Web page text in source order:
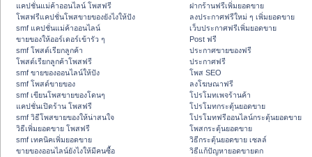
แคปชั่นแม่ค้าออนไลน์ โพสฟรี
โพสฟรีแคปชั่นโพสขายของยังไงให้ปัง
smf แคปชั่นแม่ค้าออนไลน์
ขายของให้ออร์เดอร์เข้ารัว ๆ
smf โพสต์เรียกลูกค้า
โพสต์เรียกลูกค้าโพสฟรี
smf ขายของออนไลน์ให้ปัง
smf โพสต์ขายของ
smf เขียนโพสขายของโดนๆ
แคปชั่นเปิดร้าน โพสฟรี
smf วิธีโพสขายของให้น่าสนใจ
วิธีเพิ่มยอดขาย โพสฟรี
smf เทคนิคเพิ่มยอดขาย
ขายของออนไลน์ยังไงให้มีคนซื้อ
ฝากร้านฟรีเพิ่มยอดขาย
ลงประกาศฟรีใหม่ ๆ เพิ่มยอดขาย
เว็บประกาศฟรีเพิ่มยอดขาย
Post ฟรี
ประกาศขายของฟรี
ประกาศฟรี
โพส SEO
ลงโฆษณาฟรี
โปรโมทเพจร้านค้า
โปรโมทกระตุ้นยอดขาย
โปรโมทฟรีออนไลน์กระตุ้นยอดขาย
โพสกระตุ้นยอดขาย
วิธีกระตุ้นยอดขาย เซลล์
วิธีแก้ปัญหายอดขายตก